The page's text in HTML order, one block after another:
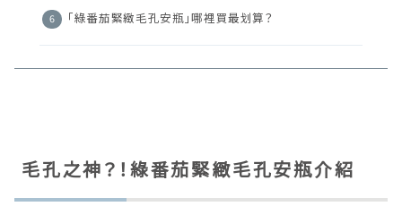
「綠番茄緊緻毛孔安瓶」哪裡買最划算？
毛孔之神？！綠番茄緊緻毛孔安瓶介紹